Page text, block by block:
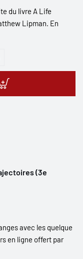
du livre A Life
Lipman. En
(3e
avec les quelque
en ligne offert par